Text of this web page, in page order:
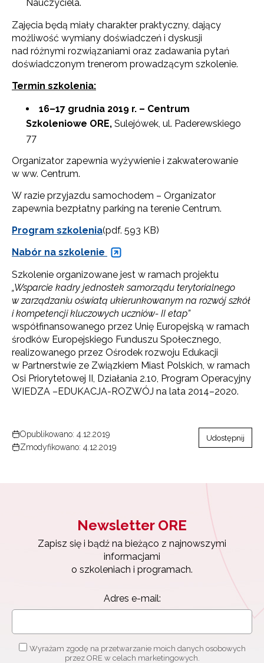
Nauczyciela.
Zajęcia będą miały charakter praktyczny, dający
możliwość wymiany doświadczeń i dyskusji
nad różnymi rozwiązaniami oraz zadawania pytań
doświadczonym trenerom prowadzącym szkolenie.
Termin szkolenia:
16–17 grudnia 2019 r. – Centrum
Szkoleniowe ORE, Sulejówek, ul. Paderewskiego
77
Organizator zapewnia wyżywienie i zakwaterowanie
w ww. Centrum.
W razie przyjazdu samochodem – Organizator
zapewnia bezpłatny parking na terenie Centrum.
Program szkolenia(pdf. 593 KB)
Nabór na szkolenie
Szkolenie organizowane jest w ramach projektu
„Wsparcie kadry jednostek samorządu terytorialnego
w zarządzaniu oświatą ukierunkowanym na rozwój szkół
i kompetencji kluczowych uczniów- II etap”
współfinansowanego przez Unię Europejską w ramach
środków Europejskiego Funduszu Społecznego,
realizowanego przez Ośrodek rozwoju Edukacji
w Partnerstwie ze Związkiem Miast Polskich, w ramach
Osi Priorytetowej II, Działania 2.10, Program Operacyjny
WIEDZA –EDUKACJA-ROZWÓJ na lata 2014–2020.
Opublikowano: 4.12.2019
Zmodyfikowano: 4.12.2019
Udostępnij
Newsletter ORE
Zapisz się i bądź na bieżąco z najnowszymi
informacjami
o szkoleniach i programach.
Adres e-mail:
Wyrażam zgodę na przetwarzanie moich danych osobowych
przez ORE w celach marketingowych.